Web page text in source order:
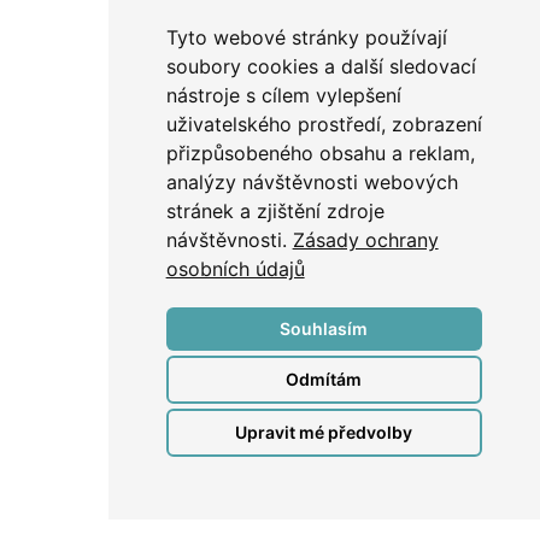
Tyto webové stránky používají
soubory cookies a další sledovací
nástroje s cílem vylepšení
uživatelského prostředí, zobrazení
přizpůsobeného obsahu a reklam,
analýzy návštěvnosti webových
stránek a zjištění zdroje
návštěvnosti. Zásady ochrany
osobních údajů
Souhlasím
Odmítám
Upravit mé předvolby